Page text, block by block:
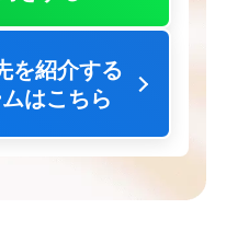
を紹介する
はこちら